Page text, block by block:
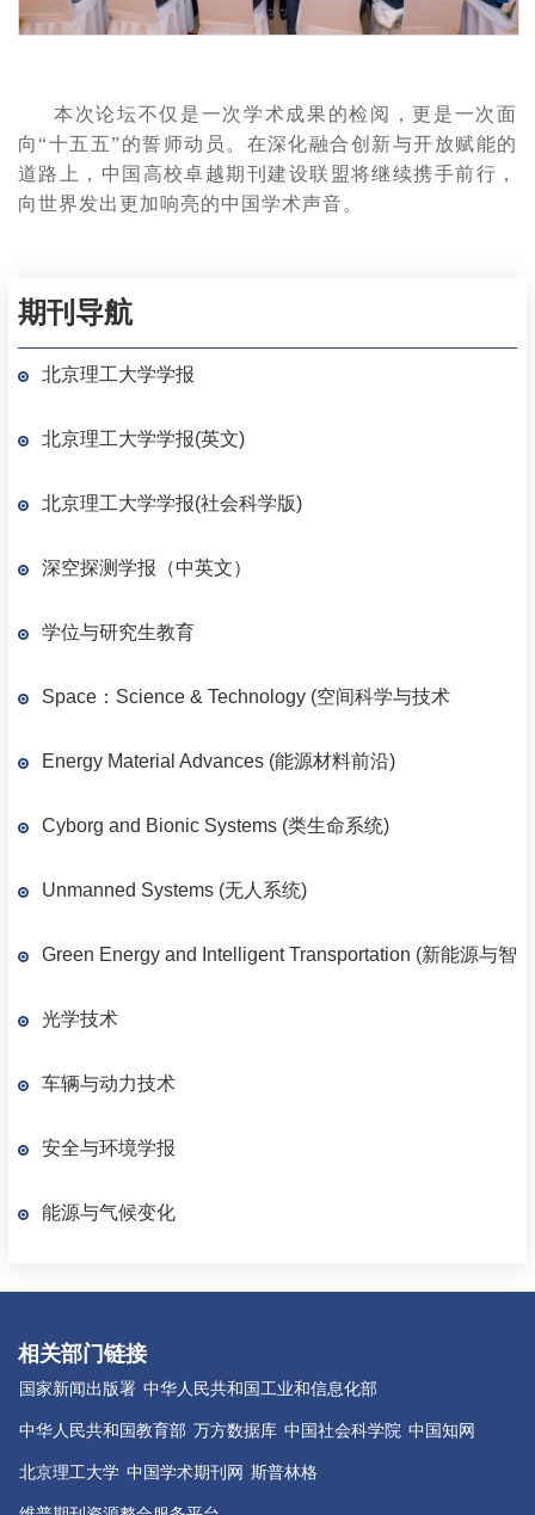
本次论坛不仅是一次学术成果的检阅，更是一次面
向“十五五”的誓师动员。在深化融合创新与开放赋能的
道路上，中国高校卓越期刊建设联盟将继续携手前行，
向世界发出更加响亮的中国学术声音。
期刊导航
北京理工大学学报
北京理工大学学报(英文)
北京理工大学学报(社会科学版)
深空探测学报（中英文）
学位与研究生教育
Space：Science & Technology (空间科学与技术
Energy Material Advances (能源材料前沿)
Cyborg and Bionic Systems (类生命系统)
Unmanned Systems (无人系统)
Green Energy and Intelligent Transportation (新能源与智
光学技术
车辆与动力技术
安全与环境学报
能源与气候变化
相关部门链接
国家新闻出版署 中华人民共和国工业和信息化部
中华人民共和国教育部 万方数据库 中国社会科学院 中国知网
北京理工大学 中国学术期刊网 斯普林格